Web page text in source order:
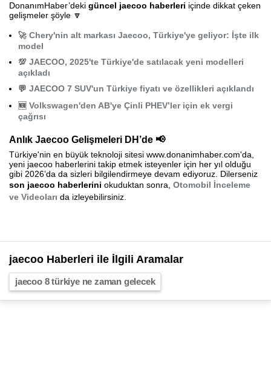
DonanımHaber’deki güncel jaecoo haberleri içinde dikkat çeken
gelişmeler şöyle 🔽
🚀 Chery'nin alt markası Jaecoo, Türkiye'ye geliyor: İşte ilk
model
💯 JAECOO, 2025'te Türkiye'de satılacak yeni modelleri
açıkladı
💬 JAECOO 7 SUV'un Türkiye fiyatı ve özellikleri açıklandı
🆕 Volkswagen'den AB'ye Çinli PHEV’ler için ek vergi
çağrısı
Anlık Jaecoo Gelişmeleri DH’de 📢
Türkiye'nin en büyük teknoloji sitesi www.donanimhaber.com'da,
yeni jaecoo haberlerini takip etmek isteyenler için her yıl olduğu
gibi 2026’da da sizleri bilgilendirmeye devam ediyoruz. Dilerseniz
son jaecoo haberlerini okuduktan sonra, Otomobil İnceleme
ve Videoları da izleyebilirsiniz.
jaecoo Haberleri ile İlgili Aramalar
jaecoo 8 türkiye ne zaman gelecek